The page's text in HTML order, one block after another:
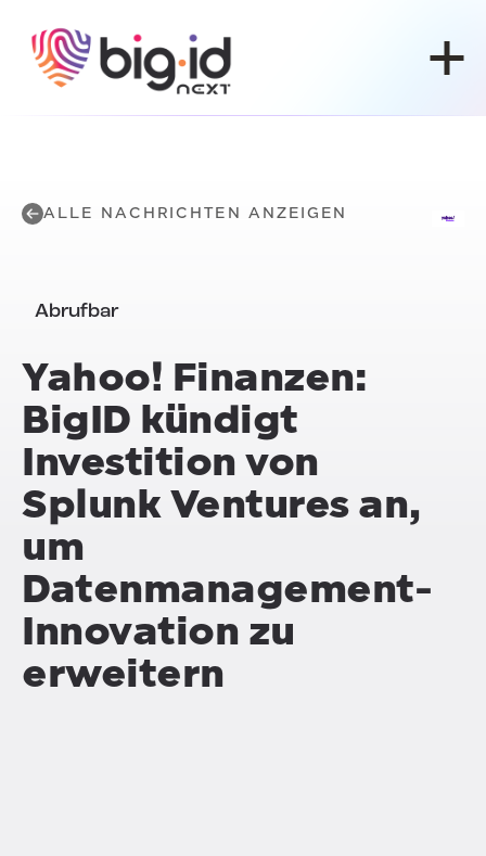
ALLE NACHRICHTEN ANZEIGEN
Abrufbar
Yahoo! Finanzen:
BigID kündigt
Investition von
Splunk Ventures an,
um
Datenmanagement-
Innovation zu
erweitern